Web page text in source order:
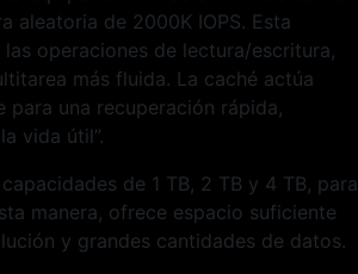
aleatoria de 2000K IOPS. Esta
operaciones de lectura/escritura,
más fluida. La caché actúa
una recuperación rápida,
vida útil”.
de 1 TB, 2 TB y 4 TB, para
manera, ofrece espacio suficiente
y grandes cantidades de datos.